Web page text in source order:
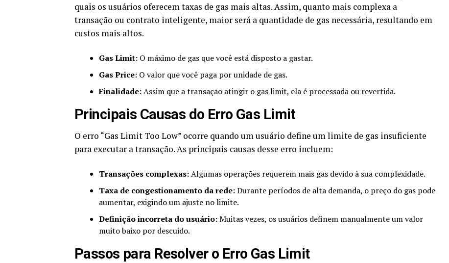
quais os usuários oferecem taxas de gas mais altas. Assim, quanto mais complexa a
transação ou contrato inteligente, maior será a quantidade de gas necessária, resultando em
custos mais altos.
Gas Limit: O máximo de gas que você está disposto a gastar.
Gas Price: O valor que você paga por unidade de gas.
Finalidade:Assim que a transação atingir o gas limit, ela é processada ou revertida.
Principais Causas do Erro Gas Limit
O erro “Gas Limit Too Low” ocorre quando um usuário define um limite de gas insuficiente
para executar a transação. As principais causas desse erro incluem:
Transações complexas:Algumas operações requerem mais gas devido à sua complexidade.
Taxa de congestionamento da rede:Durante períodos de alta demanda, o preço do gas pode
aumentar, exigindo um ajuste no limite.
Definição incorreta do usuário:Muitas vezes, os usuários definem manualmente um valor
muito baixo por descuido.
Passos para Resolver o Erro Gas Limit